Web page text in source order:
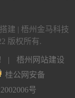
建 | 梧州金马科技
版权所有.
|
梧州网站建设
桂公网安备
号